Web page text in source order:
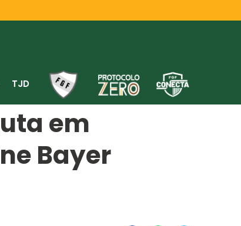
TJD
em
Bayer